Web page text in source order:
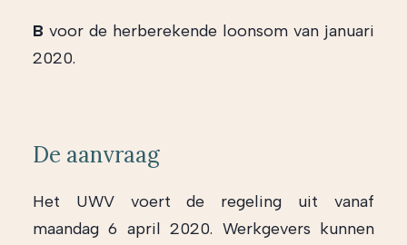
B voor de herberekende loonsom van januari
2020.
De aanvraag
Het UWV voert de regeling uit vanaf
maandag 6 april 2020. Werkgevers kunnen